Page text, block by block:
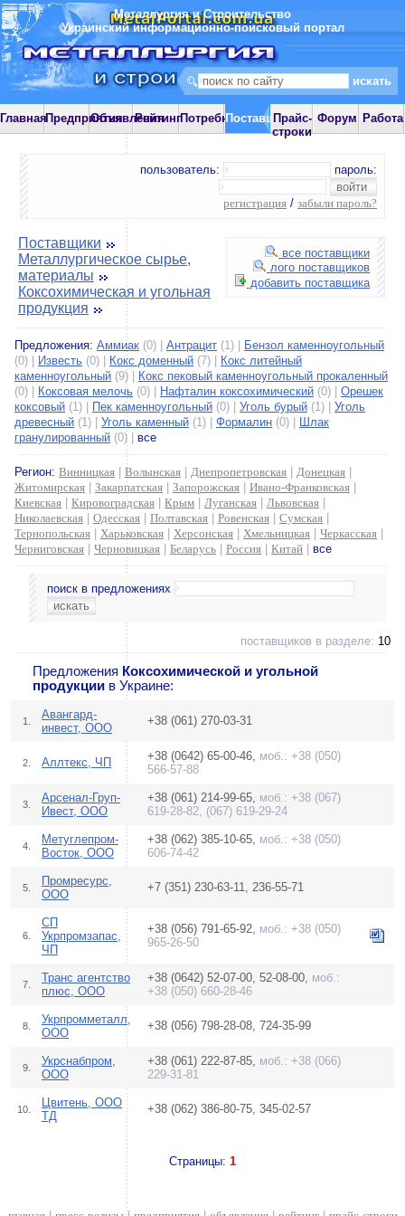
Металлургия и Строительство
Украинский информационно-поисковый портал
ГлавнаяПредприятияОбъявления
РейтингПотребностиПоставщики
Прайс-
строки
Форум Работа
пользователь: пароль:
регистрация / забыли пароль?
все поставщики
лого поставщиков
добавить поставщика
Поставщики
Металлургическое сырье,
материалы
Коксохимическая и угольная
продукция
Предложения: Аммиак (0) | Антрацит (1) |
Бензол каменноугольный
(0) |
Известь (0) | Кокс доменный (7) |
Кокс литейный
каменноугольный (9) |
Кокс пековый каменноугольный прокаленный
(0) |
Коксовая мелочь (0) | Нафталин коксохимический (0) | Орешек
коксовый (1) | Пек каменноугольный (0) | Уголь бурый (1) | Уголь
древесный (1) | Уголь каменный (1) | Формалин (0) |
Шлак
гранулированный (0) | все
Регион: Винницкая Волынская Днепропетровская Донецкая
Житомирская
Закарпатская Запорожская Ивано-Франковская
Киевская
Кировоградская Крым Луганская Львовская
Николаевская
Одесская Полтавская Ровенская Сумская
Тернопольская
Харьковская Херсонская Хмельницкая Черкасская
Черниговская
Черновицкая Беларусь Россия Китай все
поиск в предложениях
поставщиков в разделе: 10
Предложения Коксохимической и угольной
продукции в Украине:
1.
Авангард-
инвест, ООО
+38 (061) 270-03-31
2. Аллтекс, ЧП +38 (0642) 65-00-46, моб.: +38 (050)
566-57-88
3.
Арсенал-Груп-
Ивест, ООО
+38 (061) 214-99-65, моб.: +38 (067)
619-28-82, (067) 619-29-24
4.
Метуглепром-
Восток, ООО
+38 (062) 385-10-65, моб.: +38 (050)
606-74-42
5.
Промресурс,
ООО
+7 (351) 230-63-11, 236-55-71
6.
СП
Укрпромзапас,
ЧП
+38 (056) 791-65-92, моб.: +38 (050)
965-26-50
7.
Транс агентство
плюс, ООО
+38 (0642) 52-07-00, 52-08-00, моб.:
+38 (050) 660-28-46
8.
Укрпромметалл,
ООО
+38 (056) 798-28-08, 724-35-99
9.
Укрснабпром,
ООО
+38 (061) 222-87-85, моб.: +38 (066)
229-31-81
10.
Цвитень, ООО
ТД
+38 (062) 386-80-75, 345-02-57
Страницы: 1